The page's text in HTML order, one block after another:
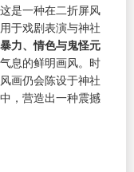
这是一种在二折屏风
于戏剧表演与神社
力、情色与鬼怪元
息的鲜明画风。时
画仍会陈设于神社
，营造出一种震撼